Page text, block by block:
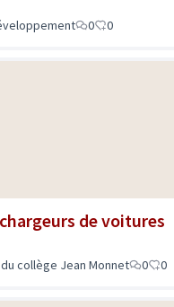
0 0
de voitures
collège Jean Monnet 0 0